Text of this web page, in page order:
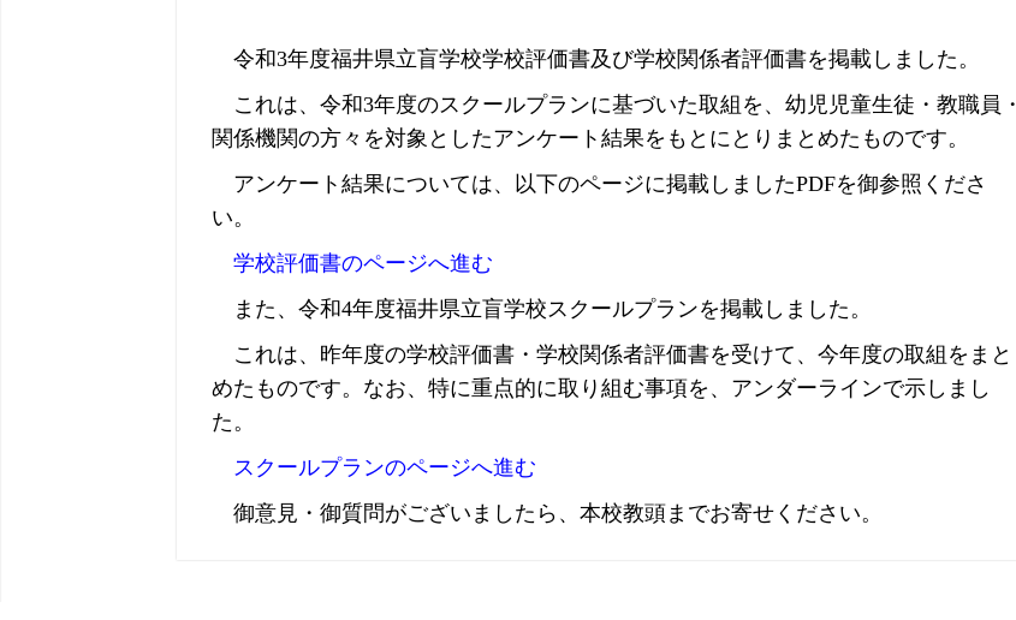
令和3年度福井県立盲学校学校評価書及び学校関係者評価書を掲載しました。
これは、令和3年度のスクールプランに基づいた取組を、幼児児童生徒・教職員・
関係機関の方々を対象としたアンケート結果をもとにとりまとめたものです。
アンケート結果については、以下のページに掲載しましたPDFを御参照くださ
い。
学校評価書のページへ進む
また、令和4年度福井県立盲学校スクールプランを掲載しました。
これは、昨年度の学校評価書・学校関係者評価書を受けて、今年度の取組をまと
めたものです。なお、特に重点的に取り組む事項を、アンダーラインで示しまし
た。
スクールプランのページへ進む
御意見・御質問がございましたら、本校教頭までお寄せください。